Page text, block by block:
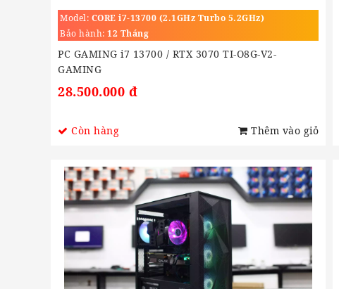
Model: CORE i7-13700 (2.1GHz Turbo 5.2GHz)
Bảo hành: 12 Tháng
PC GAMING i7 13700 / RTX 3070 TI-O8G-V2-
GAMING
28.500.000 đ
Còn hàng Thêm vào giỏ